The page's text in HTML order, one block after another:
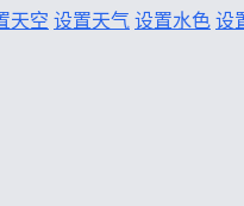
天空 设置天气设置水色设